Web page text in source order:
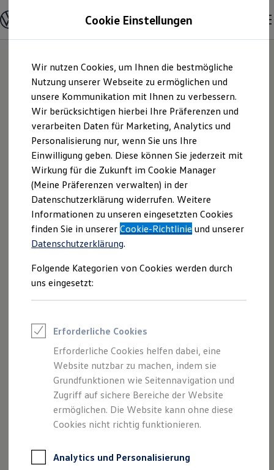
Hauptinhalt
springen
Footer
springen
Modelle und Konfigurator
Konfigurator
Modelle vergleichen
Elektroautos
ENERGY Sondermodelle
Nutzfahrzeuge
SUV und CUV
Familienautos
Kombis
Kompaktwagen
Sportwagen
Schnell verfügbare Fahrzeuge
Angebote und Produkte
Aktuelle Angebote
E-Auto-Förderung
Volkswagen Marktplatz
Die ENERGY Sondermodelle
Junge Gebrauchtwagen und Gebrauchtwagen
Volkswagen Zertifizierte Gebrauchtwagen
Elektromobilität bei Gebrauchtwagen
Saisonangebote
Reifenpakete
Leasing
Leasing-Angebote
Elektroauto Leasing
Kleinwagen-Leasing
Leasing ohne Anzahlung
Finanzierung
Autokredit mit Schlussrate
Versicherungen und Garantien
Kfz-Versicherung
Restschuldversicherungen
Garantien
Professional Class bei Volkswagen
ASA Autohaus
GmbH | Impressum
& Rechtliches
Hier finden Sie Informationen über uns
(ASA Autohaus GmbH) als
verantwortlichen Anbieter von Inhalten
und Angeboten, die auf dieser Website
speziell aufgeführt sind.
Impressum
Datenschutzerklärung
Impressum
Holzplatz 8
06110 Halle (Saale)
Cookie Einstellungen
Wir nutzen Cookies, um Ihnen die bestmögliche
Nutzung unserer Webseite zu ermöglichen und
unsere Kommunikation mit Ihnen zu verbessern.
Wir berücksichtigen hierbei Ihre Präferenzen und
verarbeiten Daten für Marketing, Analytics und
Personalisierung nur, wenn Sie uns Ihre
Einwilligung geben. Diese können Sie jederzeit mit
Wirkung für die Zukunft im Cookie Manager
(Meine Präferenzen verwalten) in der
Datenschutzerklärung widerrufen. Weitere
Informationen zu unseren eingesetzten Cookies
finden Sie in unsererCookie-Richtlinie und unserer
Datenschutzerklärung.
Folgende Kategorien von Cookies werden durch
uns eingesetzt:
Erforderliche Cookies
Erforderliche Cookies helfen dabei, eine
Website nutzbar zu machen, indem sie
Grundfunktionen wie Seitennavigation und
Zugriff auf sichere Bereiche der Website
ermöglichen. Die Website kann ohne diese
Cookies nicht richtig funktionieren.
Analytics und Personalisierung